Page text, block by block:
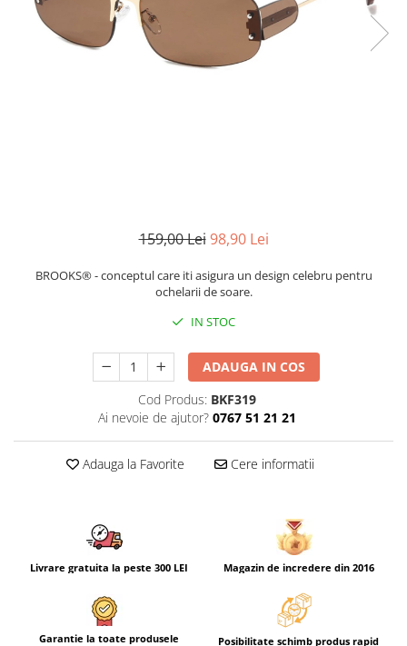
CERCEI
CEASURI DAMA
159,00 Lei 98,90 Lei
BROOKS® - conceptul care iti asigura un design celebru pentru
ochelarii de soare.
IN STOC
ADAUGA IN COS
Cod Produs: BKF319
Ai nevoie de ajutor? 0767 51 21 21
Adauga la Favorite Cere informatii
Livrare gratuita la peste 300 LEI Magazin de incredere din 2016
Garantie la toate produsele Posibilitate schimb produs rapid